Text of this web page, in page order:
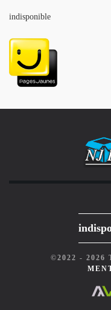
indisponible
©2022 - 2026